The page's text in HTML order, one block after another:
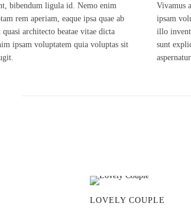
bibendum ligula id. Nemo enim
rem aperiam, eaque ipsa quae ab
architecto beatae vitae dicta
ipsam voluptatem quia voluptas sit
Vivamus
ipsam
illo
sunt
LOVELY COUPLE